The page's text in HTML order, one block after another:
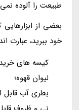
طبیعت را آلوده
بعضی از
خود ببرید، عبارت
کیسه های
لیوان قهوه؛
بطری آب قابل